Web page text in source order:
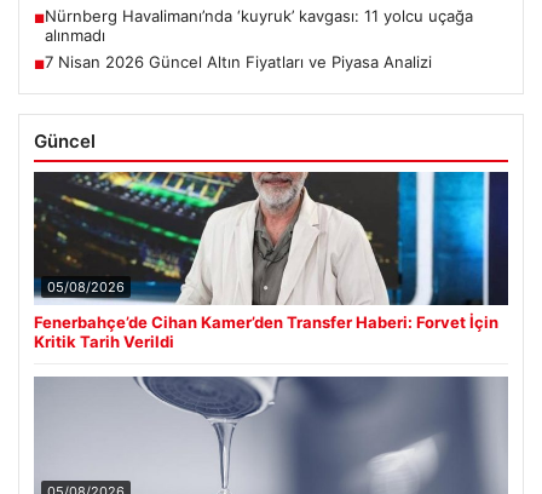
■Nürnberg Havalimanı’nda ‘kuyruk’ kavgası: 11 yolcu uçağa
alınmadı
■7 Nisan 2026 Güncel Altın Fiyatları ve Piyasa Analizi
Güncel
05/08/2026
Fenerbahçe’de Cihan Kamer’den Transfer Haberi: Forvet İçin
Kritik Tarih Verildi